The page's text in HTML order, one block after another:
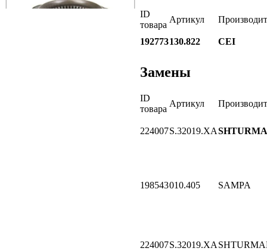
ID
товара
Артикул
192773130.822 CEI
Замены
ID
товара
Артикул
224007S.32019.XA
198543010.405 SAMPA
224007S.32019.XA